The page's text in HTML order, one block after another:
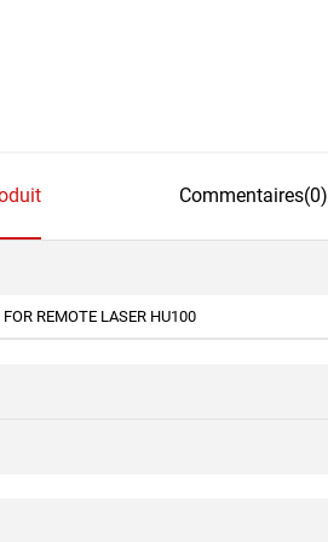
Commentaires(0)
REMOTE LASER HU100